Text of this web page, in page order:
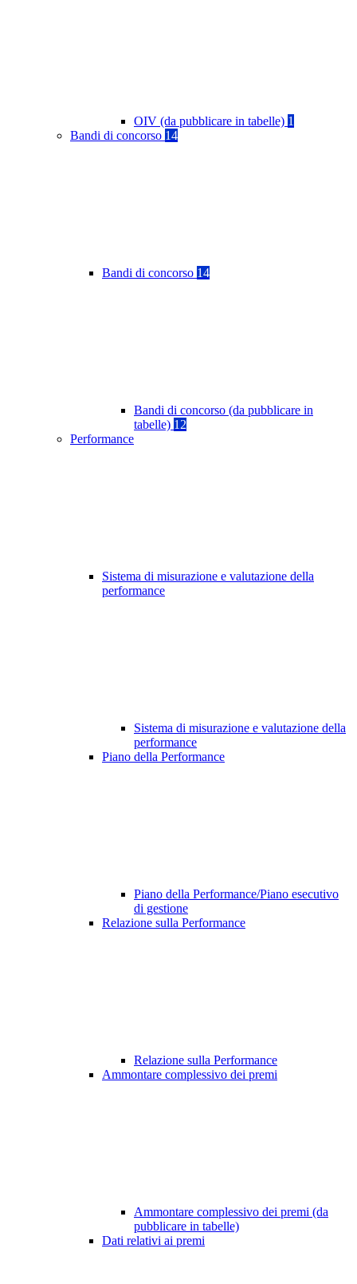
OIV (da pubblicare in tabelle) 1
Bandi di concorso 14
Bandi di concorso 14
Bandi di concorso (da pubblicare in
tabelle) 12
Performance
Sistema di misurazione e valutazione della
performance
Sistema di misurazione e valutazione della
performance
Piano della Performance
Piano della Performance/Piano esecutivo
di gestione
Relazione sulla Performance
Relazione sulla Performance
Ammontare complessivo dei premi
Ammontare complessivo dei premi (da
pubblicare in tabelle)
Dati relativi ai premi